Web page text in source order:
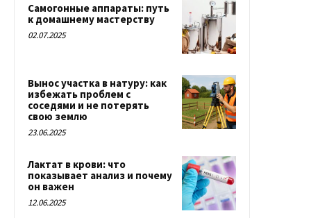
Самогонные аппараты: путь
к домашнему мастерству
02.07.2025
Вынос участка в натуру: как
избежать проблем с
соседями и не потерять
свою землю
23.06.2025
Лактат в крови: что
показывает анализ и почему
он важен
12.06.2025